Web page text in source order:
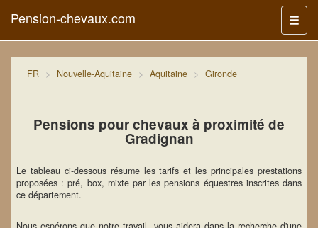
Menu
Pension-chevaux.com
FR Nouvelle-Aquitaine Aquitaine Gironde
Pensions pour chevaux à proximité de
Gradignan
Le tableau ci-dessous résume les tarifs et les principales prestations
proposées : pré, box, mixte par les pensions équestres inscrites dans
ce département.